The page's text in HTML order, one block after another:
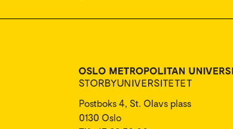
Postboks 4, St. Olavs plass
0130 Oslo